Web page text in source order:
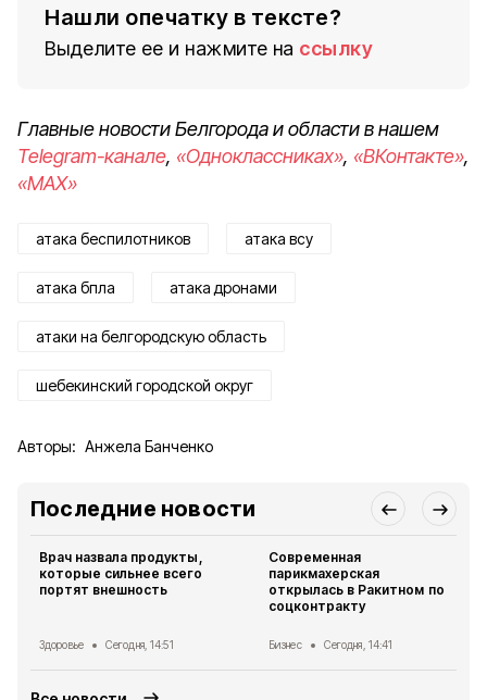
Нашли опечатку в тексте?
Выделите ее и нажмите на ссылку
Главные новости Белгорода и области в нашем
Telegram-канале, «Одноклассниках», «ВКонтакте»,
«MAX»
атака беспилотников атака всу
атака бпла атака дронами
атаки на белгородскую область
шебекинский городской округ
Авторы: Анжела Банченко
Последние новости
Врач назвала продукты,
которые сильнее всего
портят внешность
Здоровье Сегодня, 14:51
Современная
парикмахерская
открылась в Ракитном по
соцконтракту
Бизнес Сегодня, 14:41